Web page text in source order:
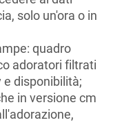
solo un'ora o in
quadro
adoratori filtrati
e disponibilità;
in versione cm